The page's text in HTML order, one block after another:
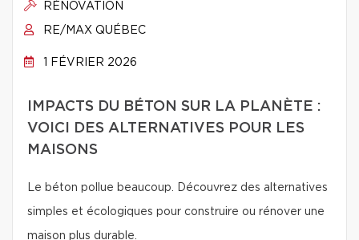
RÉNOVATION
RE/MAX QUÉBEC
1 FÉVRIER 2026
IMPACTS DU BÉTON SUR LA PLANÈTE :
VOICI DES ALTERNATIVES POUR LES
MAISONS
Le béton pollue beaucoup. Découvrez des alternatives
simples et écologiques pour construire ou rénover une
maison plus durable.